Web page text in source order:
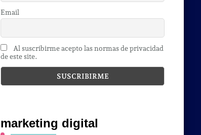
Email
Al suscribirme acepto las normas de privacidad
de este site.
marketing digital